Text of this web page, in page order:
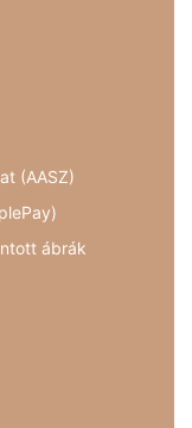
(AASZ)
ábrák